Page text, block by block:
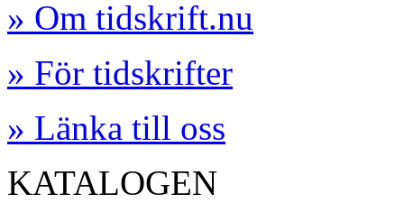
» Om tidskrift.nu
» För tidskrifter
» Länka till oss
KATALOGEN